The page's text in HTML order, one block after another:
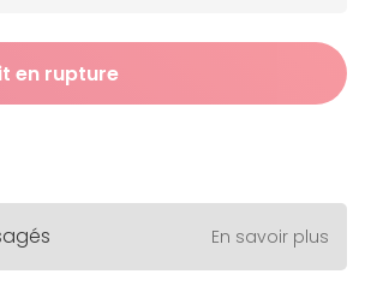
en rupture
En savoir plus